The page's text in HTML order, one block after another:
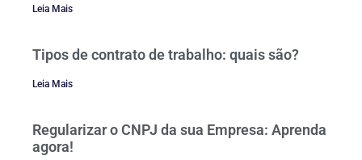
Leia Mais
Tipos de contrato de trabalho: quais são?
Leia Mais
Regularizar o CNPJ da sua Empresa: Aprenda
agora!